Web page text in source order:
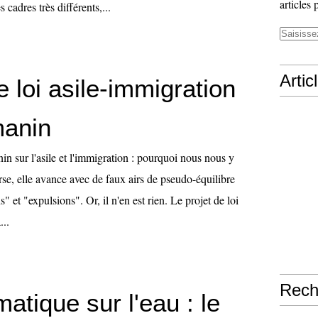
cadres très différents,...
loi asile-immigration
sur l'asile et l'immigration : pourquoi nous nous y
elle avance avec de faux airs de pseudo-équilibre
et "expulsions". Or, il n'en est rien. Le projet de loi
sur l'eau : le
articles